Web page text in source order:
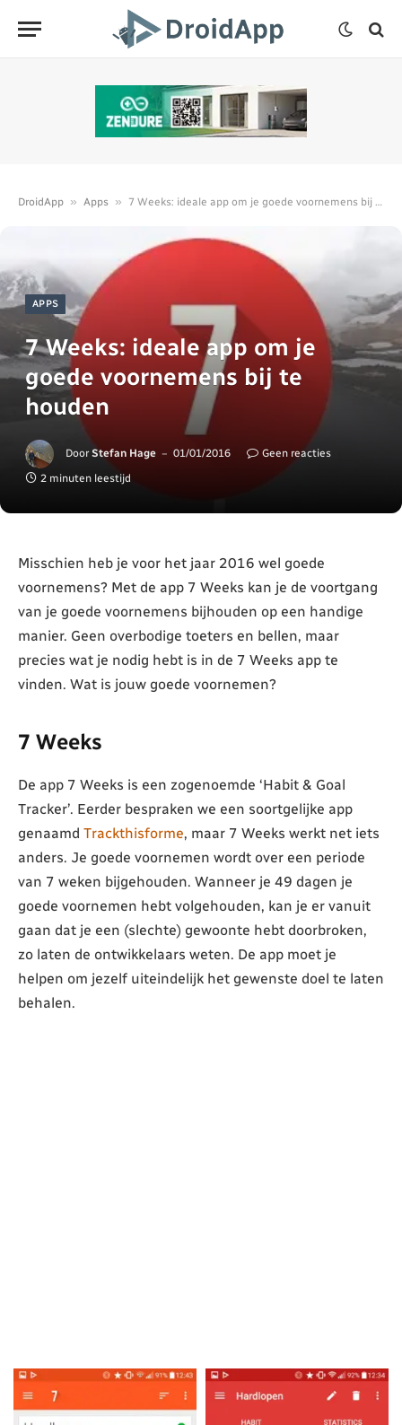
DroidApp » Apps » 7 Weeks: ideale app om je goede voornemens bij te houden
APPS
7 Weeks: ideale app om je
goede voornemens bij te
houden
Door Stefan Hage 01/01/2016
Geen reacties
2 minuten leestijd
Misschien heb je voor het jaar 2016 wel goede
voornemens? Met de app 7 Weeks kan je de voortgang
van je goede voornemens bijhouden op een handige
manier. Geen overbodige toeters en bellen, maar
precies wat je nodig hebt is in de 7 Weeks app te
vinden. Wat is jouw goede voornemen?
7 Weeks
De app 7 Weeks is een zogenoemde ‘Habit & Goal
Tracker’. Eerder bespraken we een soortgelijke app
genaamd Trackthisforme, maar 7 Weeks werkt net iets
anders. Je goede voornemen wordt over een periode
van 7 weken bijgehouden. Wanneer je 49 dagen je
goede voornemen hebt volgehouden, kan je er vanuit
gaan dat je een (slechte) gewoonte hebt doorbroken,
zo laten de ontwikkelaars weten. De app moet je
helpen om jezelf uiteindelijk het gewenste doel te laten
behalen.